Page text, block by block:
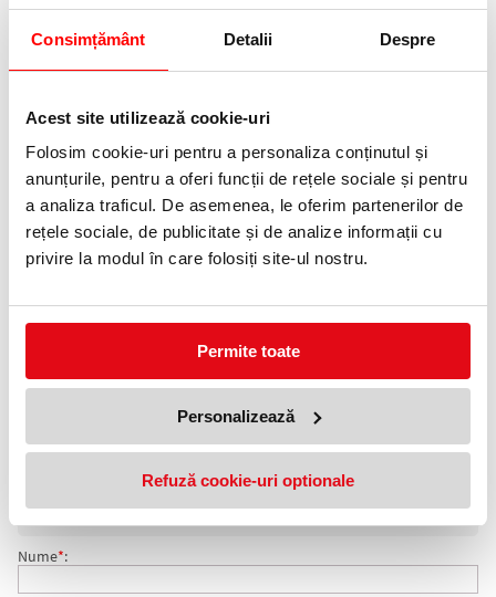
Consimțământ Detalii Despre
Acest site utilizează cookie-uri
Folosim cookie-uri pentru a personaliza conținutul și
anunțurile, pentru a oferi funcții de rețele sociale și pentru
a analiza traficul. De asemenea, le oferim partenerilor de
rețele sociale, de publicitate și de analize informații cu
privire la modul în care folosiți site-ul nostru.
Permite toate
Personalizează
Refuză cookie-uri optionale
Informatii livrare
Telefon:
0372 552 601
Ambalare: 100 coli/top.
Numar etichete: 7 etichete/pagina.
Etichete autoadezive EXTE pentru diverse aplicatii. Tehnologie
COMENTARII ETICHETE AUTOADEZIVE 7/PAG 192 X 38
Nu exista comentarii. Fii primul care comenteaza acest produs!
Adresa de e-mail ramane confidentiala si nu va fi afisata pe site.
Nume*: